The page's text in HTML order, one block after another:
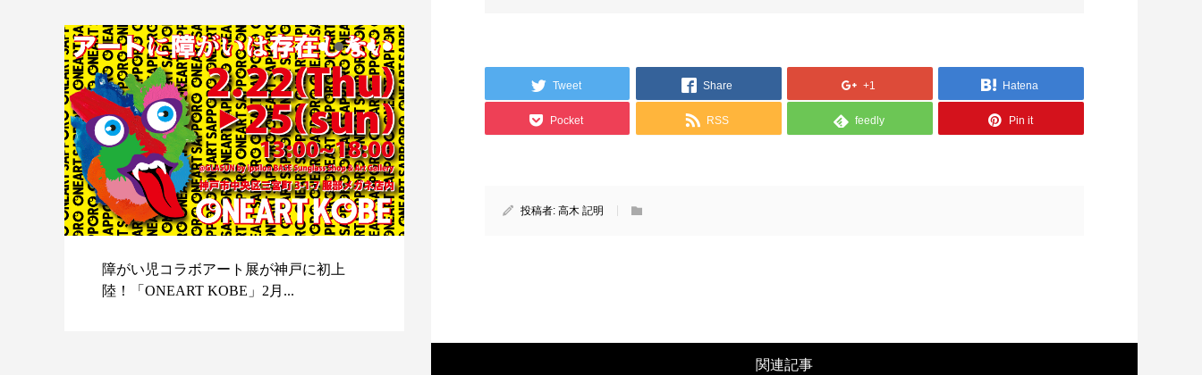
Tweet Share +1 Hatena
Pocket RSS feedly Pin it
投稿者:高木 記明
関連記事
障がい児コラボアート展が神戸に初上
陸！「ONEART KOBE」2月...